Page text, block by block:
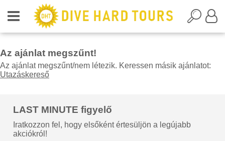
Az ajánlat megszűnt!
Az ajánlat megszűnt/nem létezik. Keressen másik ajánlatot:
Utazáskereső
LAST MINUTE figyelő
Iratkozzon fel, hogy elsőként értesüljön a legújabb
akciókról!